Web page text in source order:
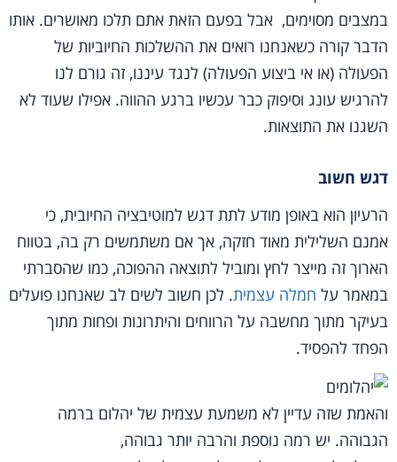
במצבים מסוימים, אבל בפעם הזאת אתם תלכו מאושרים. אותו
הדבר קורה כשאנחנו רואים את ההשלכות החיוביות של
הפעולה (או אי ביצוע הפעולה) לנגד עיננו, זה גורם לנו
להרגיש עונג וסיפוק כבר עכשיו ברגע ההווה. אפילו שעוד לא
השגנו את התוצאות.
דגש חשוב
הרעיון הוא באופן מודע לתת דגש למוטיבציה החיובית, כי
אמנם השלילית מאוד חזקה, אך אם משתמשים רק בה, בטווח
הארוך זה מייצר לחץ ומוביל לתוצאה ההפוכה, כמו שהסברתי
במאמר על חמלה עצמית. לכן חשוב לשים לב שאנחנו פועלים
בעיקר מתוך מחשבה על הרווחים והיתרונות ופחות מתוך
הפחד להפסיד.
והאמת שזה עדיין לא משמעת עצמית של יהלום ברמה
הגבוהה. יש רמה נוספת והרבה יותר גבוהה,